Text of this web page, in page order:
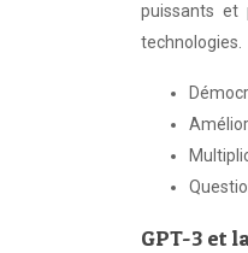
puissants et
technologies.
GPT-3 et